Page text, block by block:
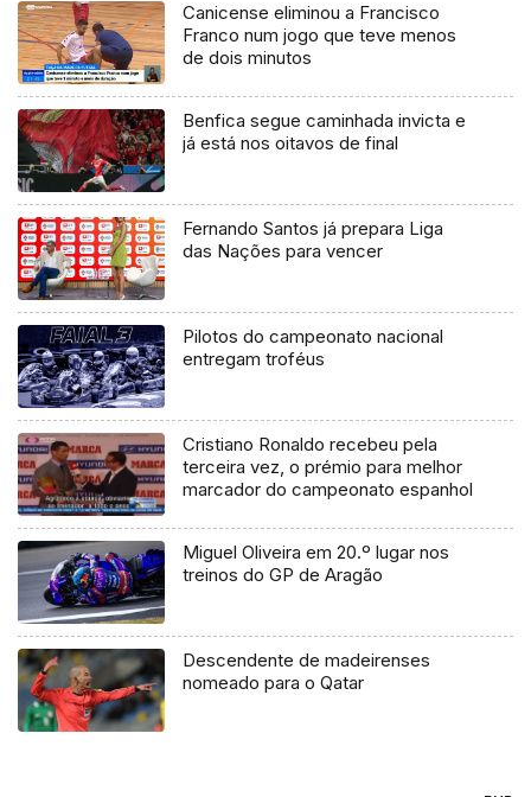
Canicense eliminou a Francisco
Franco num jogo que teve menos
de dois minutos
Benfica segue caminhada invicta e
já está nos oitavos de final
Fernando Santos já prepara Liga
das Nações para vencer
Pilotos do campeonato nacional
entregam troféus
Cristiano Ronaldo recebeu pela
terceira vez, o prémio para melhor
marcador do campeonato espanhol
Miguel Oliveira em 20.º lugar nos
treinos do GP de Aragão
Descendente de madeirenses
nomeado para o Qatar